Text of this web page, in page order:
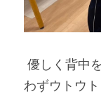
わずウトウト